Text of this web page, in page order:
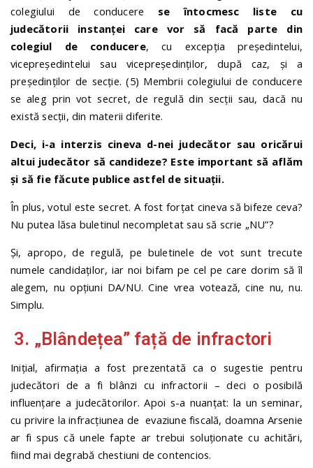
colegiului de conducere se întocmesc liste cu
judecătorii
instanței care vor să facă parte din
colegiul de conducere, cu excepția președintelui,
vicepreședintelui sau vicepreședinților, după caz, și a
președinților de secție. (5) Membrii colegiului de conducere
se aleg prin vot secret, de regulă din secții sau, dacă nu
există secții, din materii diferite.
Deci, i-a interzis cineva d-nei judecător sau oricărui
altui judecător să candideze? Este important să aflăm
şi să fie făcute publice astfel de situaţii.
În plus, votul este secret. A fost forțat cineva să bifeze ceva?
Nu putea lăsa buletinul necompletat sau să scrie „NU”?
Și, apropo, de regulă, pe buletinele de vot sunt trecute
numele candidaților, iar noi bifam pe cel pe care dorim să îl
alegem, nu opțiuni DA/NU. Cine vrea votează, cine nu, nu.
Simplu.
3. „Blândețea” față de infractori
Inițial, afirmația a fost prezentată ca o sugestie pentru
judecători de a fi blânzi cu infractorii – deci o posibilă
influențare a judecătorilor. Apoi s-a nuanțat: la un seminar,
cu privire la infracţiunea de evaziune fiscală, doamna Arsenie
ar fi spus că unele fapte ar trebui soluționate cu achitări,
fiind mai degrabă chestiuni de contencios.